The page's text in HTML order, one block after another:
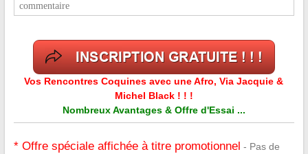
commentaire
Vos Rencontres Coquines avec une Afro, Via Jacquie &
Michel Black ! ! !
Nombreux Avantages & Offre d'Essai ...
* Offre spéciale affichée à titre promotionnel - Pas de